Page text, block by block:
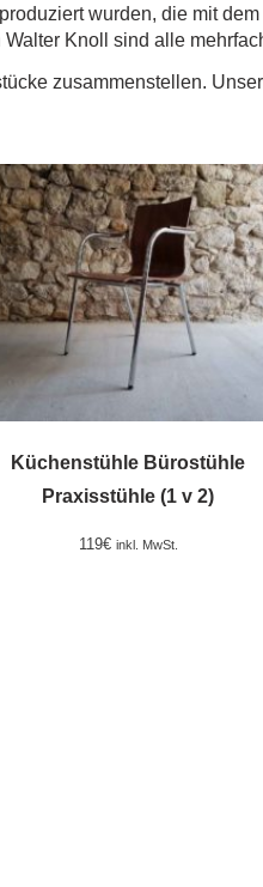
wurden, die mit
Knoll sind alle
zusammenstellen.
Küchenstühle Bürostühle
Praxisstühle (1 v 2)
119€ inkl. MwSt.